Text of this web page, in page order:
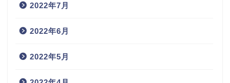
2022年7月
2022年6月
2022年5月